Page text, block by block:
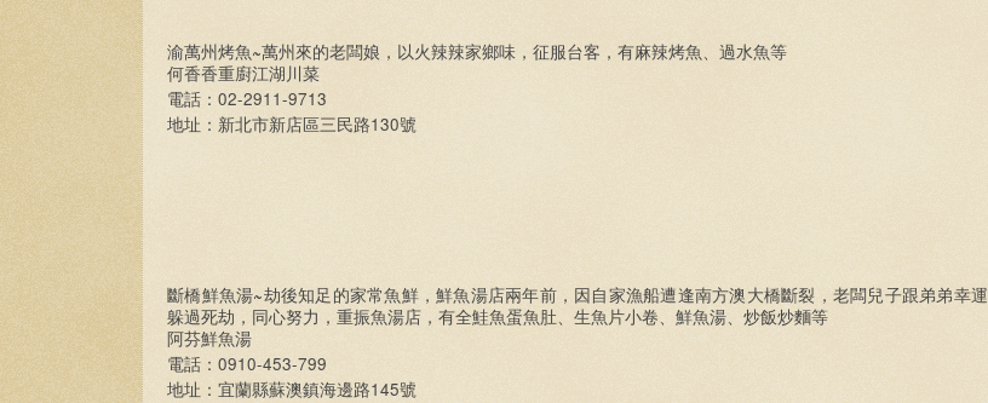
渝萬州烤魚~萬州來的老闆娘，以火辣辣家鄉味，征服台客，有麻辣烤魚、過水魚等
何香香重廚江湖川菜
電話： 02-2911-9713
地址：新北市新店區三民路130號
斷橋鮮魚湯~劫後知足的家常魚鮮，鮮魚湯店兩年前，因自家漁船遭逢南方澳大橋斷裂，老闆兒子跟弟弟幸運
躲過死劫，同心努力，重振魚湯店，有全鮭魚蛋魚肚、生魚片小卷、鮮魚湯、炒飯炒麵等
阿芬鮮魚湯
電話： 0910-453-799
地址：宜蘭縣蘇澳鎮海邊路145號